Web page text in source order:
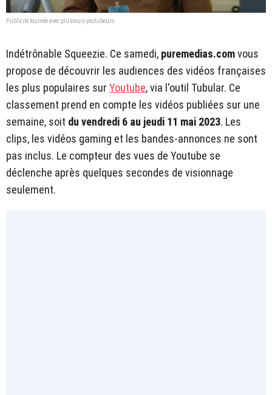
Publicité tournée avec plusieurs youtubeurs.
Indétrônable Squeezie. Ce samedi, puremedias.comvous
propose de découvrir les audiences des vidéos françaises
les plus populaires sur Youtube, via l'outil Tubular. Ce
classement prend en compte les vidéos publiées sur une
semaine, soit du vendredi 6 au jeudi 11 mai 2023. Les
clips, les vidéos gaming et les bandes-annonces ne sont
pas inclus. Le compteur des vues de Youtube se
déclenche après quelques secondes de visionnage
seulement.